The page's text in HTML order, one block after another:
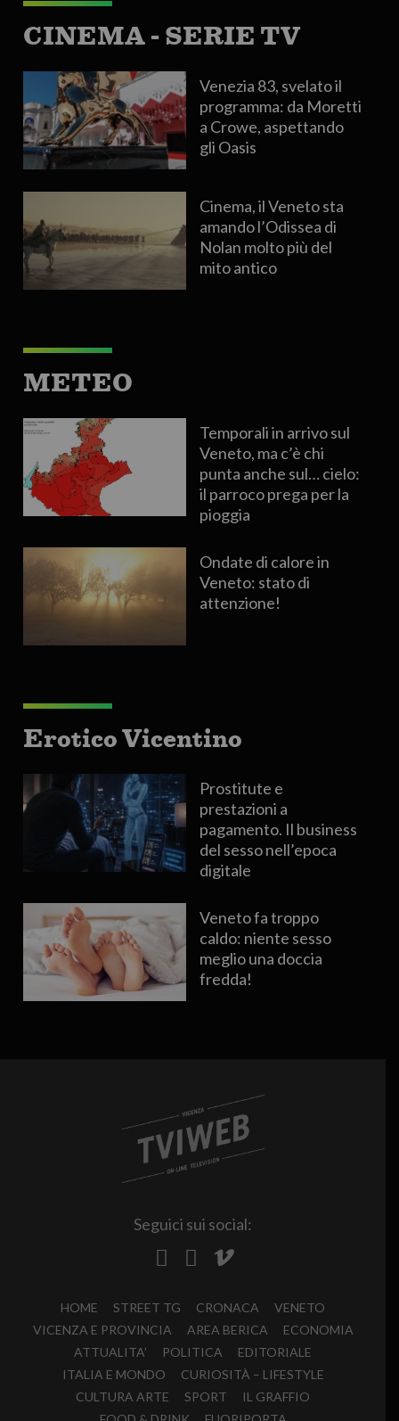
CINEMA - SERIE TV
Venezia 83, svelato il
programma: da Moretti
a Crowe, aspettando
gli Oasis
Cinema, il Veneto sta
amando l’Odissea di
Nolan molto più del
mito antico
METEO
Temporali in arrivo sul
Veneto, ma c’è chi
punta anche sul… cielo:
il parroco prega per la
pioggia
Ondate di calore in
Veneto: stato di
attenzione!
Erotico Vicentino
Prostitute e
prestazioni a
pagamento. Il business
del sesso nell’epoca
digitale
Veneto fa troppo
caldo: niente sesso
meglio una doccia
fredda!
Seguici sui social:
HOME STREET TG CRONACA
VENETO
VICENZA E PROVINCIA
AREA BERICA
ECONOMIA
ATTUALITA’
POLITICA
EDITORIALE
ITALIA E MONDO
CURIOSITÀ – LIFESTYLE
CULTURA ARTE
SPORT
IL GRAFFIO